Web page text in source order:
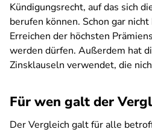
Kündigungsrecht, auf das sich
berufen können. Schon gar
Erreichen der höchsten
werden dürfen. Außerdem hat
Zinsklauseln verwendet, die
Für wen galt der
Der Vergleich galt für alle